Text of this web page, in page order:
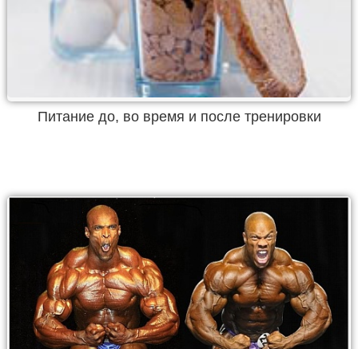
Питание до, во время и после тренировки